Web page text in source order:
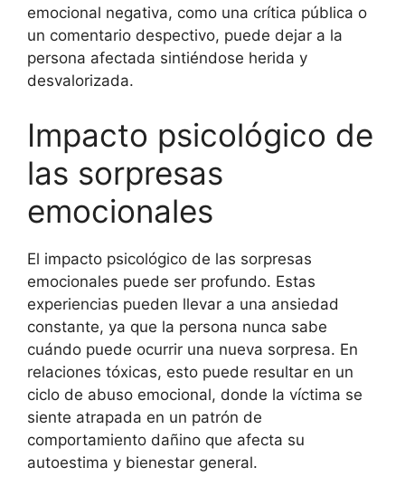
emocional negativa, como una crítica pública o
un comentario despectivo, puede dejar a la
persona afectada sintiéndose herida y
desvalorizada.
Impacto psicológico de
las sorpresas
emocionales
El impacto psicológico de las sorpresas
emocionales puede ser profundo. Estas
experiencias pueden llevar a una ansiedad
constante, ya que la persona nunca sabe
cuándo puede ocurrir una nueva sorpresa. En
relaciones tóxicas, esto puede resultar en un
ciclo de abuso emocional, donde la víctima se
siente atrapada en un patrón de
comportamiento dañino que afecta su
autoestima y bienestar general.